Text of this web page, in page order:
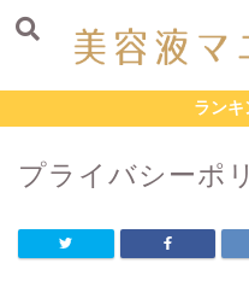
ランキ
プライバシーポ